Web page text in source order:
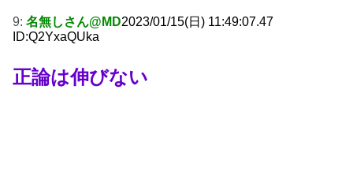
9: 名無しさん@MD2023/01/15(日) 11:49:07.47
ID:Q2YxaQUka
正論は伸びない